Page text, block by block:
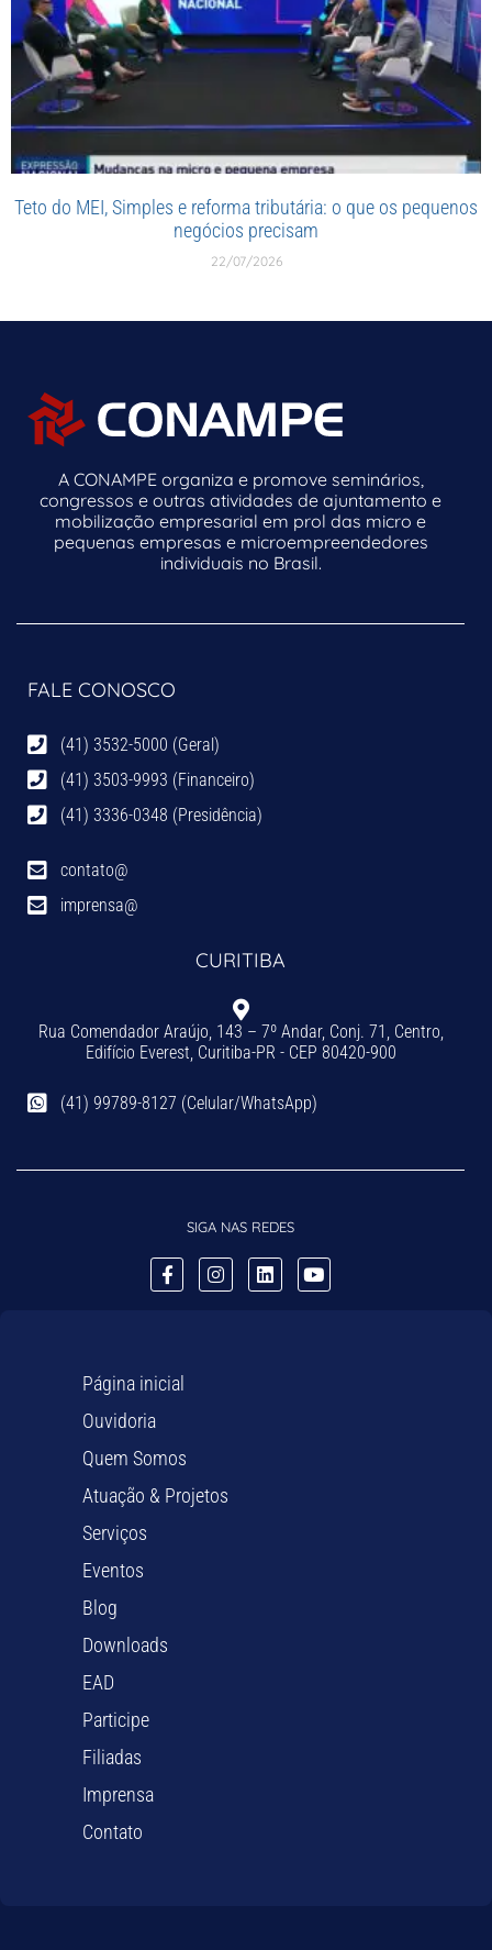
Teto do MEI, Simples e reforma tributária: o que os pequenos
negócios precisam
22/07/2026
A CONAMPE organiza e promove seminários,
congressos e outras atividades de ajuntamento e
mobilização empresarial em prol das micro e
pequenas empresas e microempreendedores
individuais no Brasil.
FALE CONOSCO
(41) 3532-5000 (Geral)
(41) 3503-9993 (Financeiro)
(41) 3336-0348 (Presidência)
contato@
imprensa@
CURITIBA
Rua Comendador Araújo, 143 – 7º Andar, Conj. 71, Centro,
Edifício Everest, Curitiba-PR - CEP 80420-900
(41) 99789-8127 (Celular/WhatsApp)
SIGA NAS REDES
Página inicial
Ouvidoria
Quem Somos
Atuação & Projetos
Serviços
Eventos
Blog
Downloads
EAD
Participe
Filiadas
Imprensa
Contato